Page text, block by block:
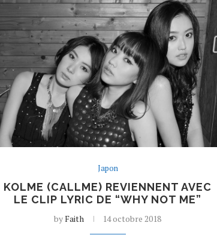
Japon
KOLME (CALLME) REVIENNENT AVEC
LE CLIP LYRIC DE “WHY NOT ME”
byFaith 14 octobre 2018